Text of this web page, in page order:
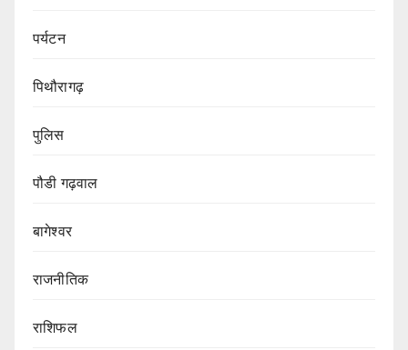
पर्यटन
पिथौरागढ़
पुलिस
पौडी गढ़वाल
बागेश्वर
राजनीतिक
राशिफल